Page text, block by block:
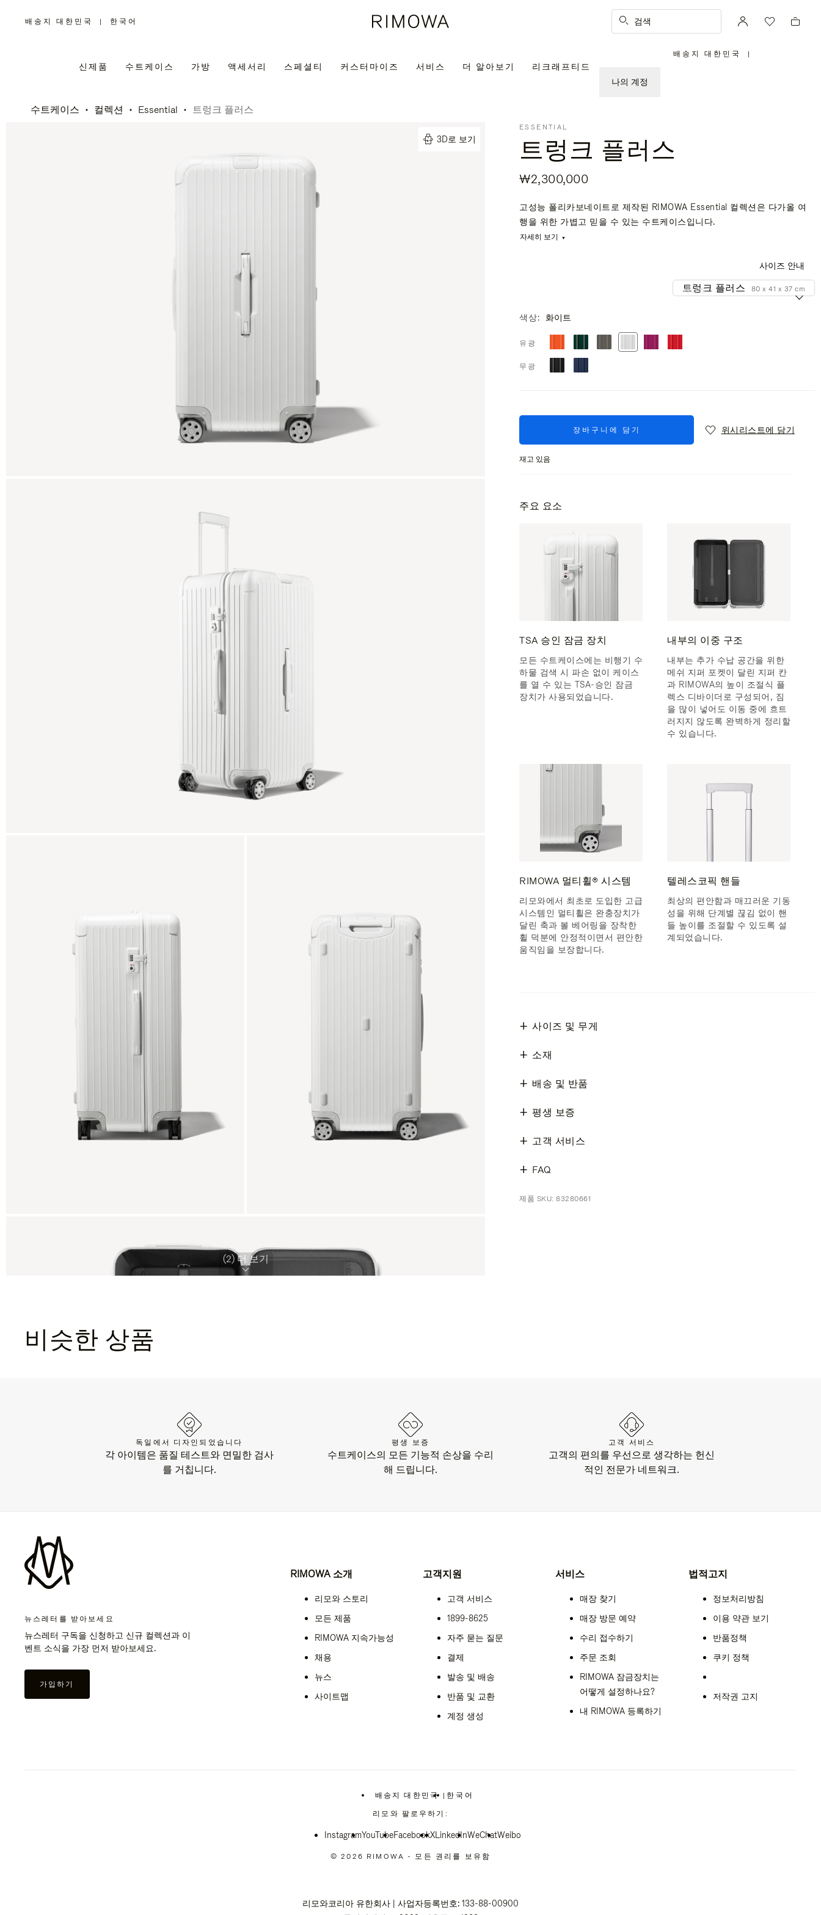
배송지 대한민국
,
| 한국어 검색
신제품 수트케이스 가방 액세서리 스페셜티 커스터마이즈 서비스 더 알아보기
리크래프티드
나의 계정
배송지 대한민국
,
|
수트케이스 컬렉션 Essential 트렁크 플러스
3D로 보기
(2) 더 보기
ESSENTIAL
트렁크 플러스
₩2,300,000
고성능 폴리카보네이트로 제작된 RIMOWA Essential 컬렉션은 다가올 여
행을 위한 가볍고 믿을 수 있는 수트케이스입니다.
자세히 보기
사이즈 안내
사이즈
트렁크 플러스 80 x 41 x 37 cm
색상 화이트
유광
무광
장바구니에 담기 위시리스트에 담기
재고 있음
주요 요소
TSA 승인 잠금 장치
모든 수트케이스에는 비행기 수
하물 검색 시 파손 없이 케이스
를 열 수 있는 TSA-승인 잠금
장치가 사용되었습니다.
내부의 이중 구조
내부는 추가 수납 공간을 위한
메쉬 지퍼 포켓이 달린 지퍼 칸
과 RIMOWA의 높이 조절식 플
렉스 디바이더로 구성되어, 짐
을 많이 넣어도 이동 중에 흐트
러지지 않도록 완벽하게 정리할
수 있습니다.
RIMOWA 멀티휠® 시스템
리모와에서 최초로 도입한 고급
시스템인 멀티휠은 완충장치가
달린 축과 볼 베어링을 장착한
휠 덕분에 안정적이면서 편안한
움직임을 보장합니다.
텔레스코픽 핸들
최상의 편안함과 매끄러운 기동
성을 위해 단계별 끊김 없이 핸
들 높이를 조절할 수 있도록 설
계되었습니다.
사이즈 및 무게
소재
배송 및 반품
평생 보증
고객 서비스
FAQ
제품 SKU: 83280661
비슷한 상품
독일에서 디자인되었습니다
각 아이템은 품질 테스트와 면밀한 검사
를 거칩니다.
평생 보증
수트케이스의 모든 기능적 손상을 수리
해 드립니다.
고객 서비스
고객의 편의를 우선으로 생각하는 헌신
적인 전문가 네트워크.
뉴스레터를 받아보세요
뉴스레터 구독을 신청하고 신규 컬렉션과 이
벤트 소식을 가장 먼저 받아보세요.
가입하기
RIMOWA 소개
리모와 스토리
모든 제품
RIMOWA 지속가능성
채용
뉴스
사이트맵
고객지원
고객 서비스
1899-8625
자주 묻는 질문
결제
발송 및 배송
반품 및 교환
계정 생성
서비스
매장 찾기
매장 방문 예약
수리 접수하기
주문 조회
RIMOWA 잠금장치는
어떻게 설정하나요?
내 RIMOWA 등록하기
법적고지
정보처리방침
이용 약관 보기
반품정책
쿠키 정책
저작권 고지
배송지 대한민국
위
치
선
십
| 한국어
리모와 팔로우하기:
InstagramYouTubeFacebookXLinkedInWeChatWeibo
© 2026 RIMOWA - 모든 권리를 보유함
리모와코리아 유한회사 | 사업자등록번호: 133-88-00900